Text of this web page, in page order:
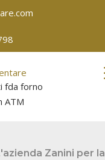
Zanini per la